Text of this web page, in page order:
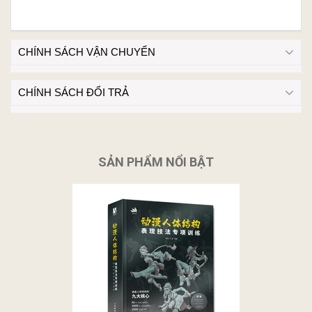
CHÍNH SÁCH VẬN CHUYỂN
CHÍNH SÁCH ĐỔI TRẢ
SẢN PHẨM NỔI BẬT